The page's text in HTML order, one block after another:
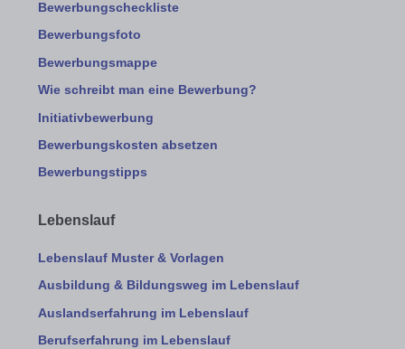
Bewerbungscheckliste
Bewerbungsfoto
Bewerbungsmappe
Wie schreibt man eine Bewerbung?
Initiativbewerbung
Bewerbungskosten absetzen
Bewerbungstipps
Lebenslauf
Lebenslauf Muster & Vorlagen
Ausbildung & Bildungsweg im Lebenslauf
Auslandserfahrung im Lebenslauf
Berufserfahrung im Lebenslauf